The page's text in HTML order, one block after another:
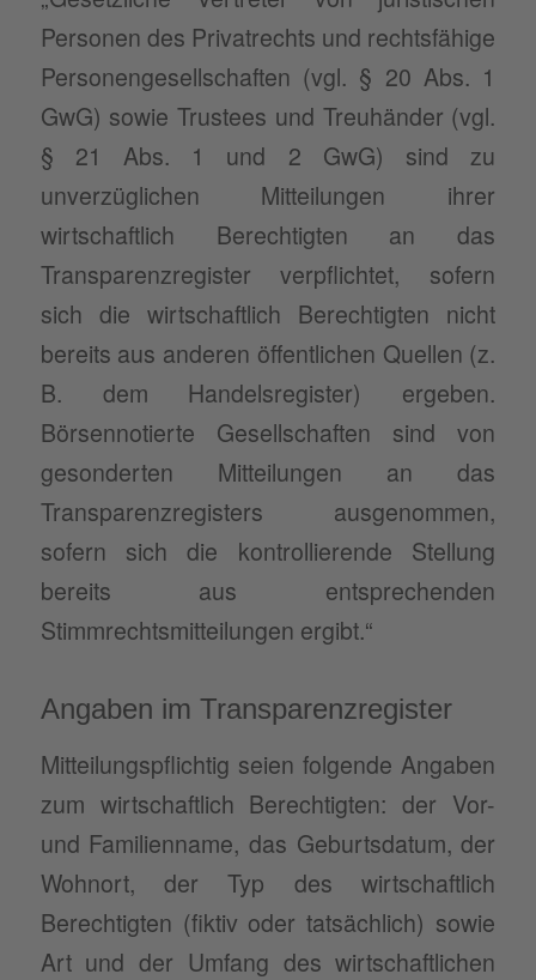
Personen des Privatrechts und rechtsfähige
Personengesellschaften (vgl. § 20 Abs. 1
GwG) sowie Trustees und Treuhänder (vgl.
§ 21 Abs. 1 und 2 GwG) sind zu
unverzüglichen Mitteilungen ihrer
wirtschaftlich Berechtigten an das
Transparenzregister verpflichtet, sofern
sich die wirtschaftlich Berechtigten nicht
bereits aus anderen öffentlichen Quellen (z.
B. dem Handelsregister) ergeben.
Börsennotierte Gesellschaften sind von
gesonderten Mitteilungen an das
Transparenzregisters ausgenommen,
sofern sich die kontrollierende Stellung
bereits aus entsprechenden
Stimmrechtsmitteilungen ergibt.“
Angaben im Transparenzregister
Mitteilungspflichtig seien folgende Angaben
zum wirtschaftlich Berechtigten: der Vor-
und Familienname, das Geburtsdatum, der
Wohnort, der Typ des wirtschaftlich
Berechtigten (fiktiv oder tatsächlich) sowie
Art und der Umfang des wirtschaftlichen